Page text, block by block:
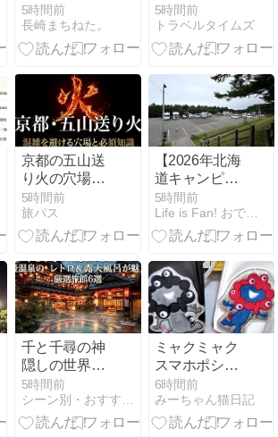
降る丘で、君
とまた出会い
たい。』公
5時間前
長崎まちねた。
ら取れる？4
ヶ月前から押
さえるコツを
5時間前
トラベルタイムズ
京都の五山送
り火の穴場徹
底ガイド！混
雑回避の極意
5時間前
旅パス
【2026年北海
道キャンピン
グカー旅】87
日目 曇り空ス
タートの「稚
ャンプ場」
は、草刈りの
ため我が家
（キャンピン
グカー）を移
動。10日振り
のエンジン始
動です！今日
は1日中曇で
小雨も降りな
5時間前
Life is Fan! おでかけ部 - バンライフ
千と千尋の神
隠しの世界
へ！道後温泉
のレトロ＆露
天風呂が魅力
5時間前
ミャクミャク
スマホポシェ
ットBOOK！
大人買い
6時間前
みーちゃん猫日記